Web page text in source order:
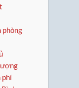
phòng
phí